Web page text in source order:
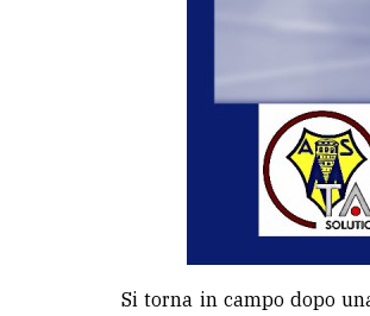
Si torna in campo dopo